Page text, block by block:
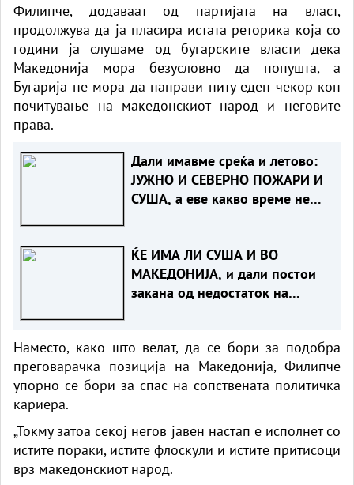
Филипче, додаваат од партијата на власт,
продолжува да ја пласира истата реторика која со
години ја слушаме од бугарските власти дека
Македонија мора безусловно да попушта, а
Бугарија не мора да направи ниту еден чекор кон
почитување на македонскиот народ и неговите
права.
Дали имавме среќа и летово:
ЈУЖНО И СЕВEРНО ПОЖАРИ И
СУША, а еве какво време не
ЌЕ ИМА ЛИ СУША И ВО
МАКЕДОНИЈА, и дали постои
закана од недостаток на
Наместо, како што велат, да се бори за подобра
преговарачка позиција на Македонија, Филипче
упорно се бори за спас на сопствената политичка
кариера.
„Токму затоа секој негов јавен настап е исполнет со
истите пораки, истите флоскули и истите притисоци
врз македонскиот народ.